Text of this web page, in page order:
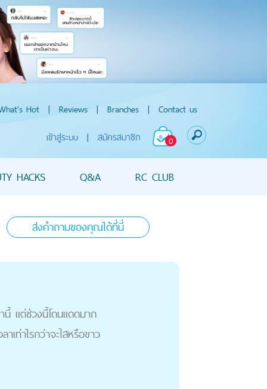
Hot | Reviews | Branches | Contact us
0
เข้าสู่ระบบ | สมัครสมาชิก
HACKS Q&A RC CLUB
ส่งคำถามของคุณได้ที่นี่
นี้ แต่ช่วงนี้โดนแดดมาก
เท่าไรกว่าจะใสหรือขาว